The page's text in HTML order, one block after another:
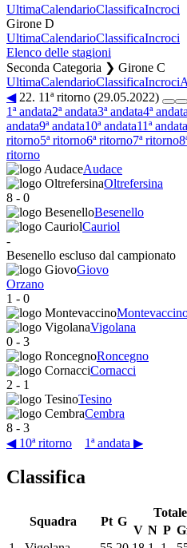
UltimaCalendarioClassificaIncroci
Girone D
UltimaCalendarioClassificaIncroci
Elenco delle stagioni
Seconda Categoria ❯ Girone C
UltimaCalendarioClassificaIncroci
◀22. 11ª ritorno (29.05.2022)
1ª andata2ª andata3ª andata4ª andata
andata9ª andata10ª andata11ª andata
ritorno5ª ritorno6ª ritorno7ª ritorno
ritorno
Audace
Oltrefersina
8 - 0
Besenello
Cauriol
-
Besenello escluso dal campionato
Giovo
Orzano
1 - 0
Vigolana
0 - 3
Roncegno
Cornacci
2 - 1
Tesino
Cembra
8 - 3
◀ 10ª ritorno
1ª andata ▶
Classifica
Squadra Pt G
Totale
V N P